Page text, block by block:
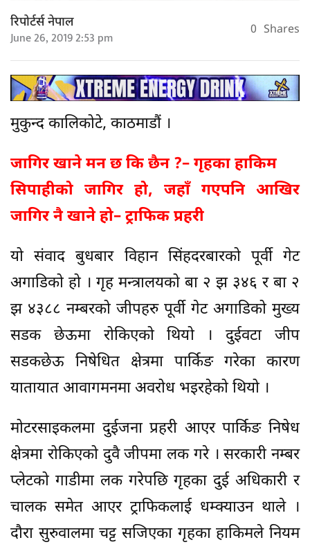
रिपोर्टर्स नेपाल
June 26, 2019 2:53 pm 0 Shares
मुकुन्द कालिकोटे, काठमाडौं ।
जागिर खाने मन छ कि छैन ?– गृहका हाकिम
सिपाहीको जागिर हो, जहाँ गएपनि आखिर
जागिर नै खाने हो– ट्राफिक प्रहरी
यो संवाद बुधबार विहान सिंहदरबारको पूर्वी गेट
अगाडिको हो । गृह मन्त्रालयको बा २ झ ३४६ र बा २
झ ४३८८ नम्बरको जीपहरु पूर्वी गेट अगाडिको मुख्य
सडक छेऊमा रोकिएको थियो । दुईवटा जीप
सडकछेऊ निषेधित क्षेत्रमा पार्किङ गरेका कारण
यातायात आवागमनमा अवरोध भइरहेको थियो ।
मोटरसाइकलमा दुईजना प्रहरी आएर पार्किङ निषेध
क्षेत्रमा रोकिएको दुवै जीपमा लक गरे । सरकारी नम्बर
प्लेटको गाडीमा लक गरेपछि गृहका दुई अधिकारी र
चालक समेत आएर ट्राफिकलाई धम्क्याउन थाले ।
दौरा सुरुवालमा चट्ट सजिएका गृहका हाकिमले नियम